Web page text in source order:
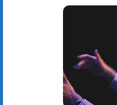
Repertoire
Over Barbershop